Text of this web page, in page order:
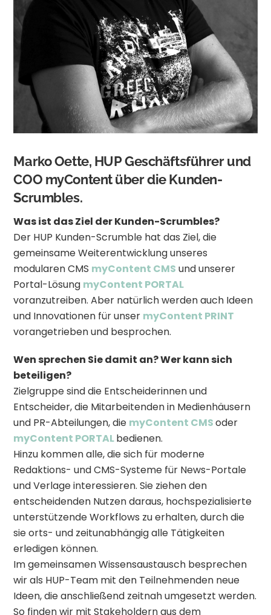
Marko Oette, HUP Geschäftsführer und
COO myContent über die Kunden-
Scrumbles.
Was ist das Ziel der Kunden-Scrumbles?
Der HUP Kunden-Scrumble hat das Ziel, die
gemeinsame Weiterentwicklung unseres
modularen CMS myContent CMS und unserer
Portal-Lösung myContent PORTAL
voranzutreiben. Aber natürlich werden auch Ideen
und Innovationen für unser myContent PRINT
vorangetrieben und besprochen.
Wen sprechen Sie damit an? Wer kann sich
beteiligen?
Zielgruppe sind die Entscheiderinnen und
Entscheider, die Mitarbeitenden in Medienhäusern
und PR-Abteilungen, die myContent CMSoder
myContent PORTALbedienen.
Hinzu kommen alle, die sich für moderne
Redaktions- und CMS-Systeme für News-Portale
und Verlage interessieren. Sie ziehen den
entscheidenden Nutzen daraus, hochspezialisierte
unterstützende Workflows zu erhalten, durch die
sie orts- und zeitunabhängig alle Tätigkeiten
erledigen können.
Im gemeinsamen Wissensaustausch besprechen
wir als HUP-Team mit den Teilnehmenden neue
Ideen, die anschließend zeitnah umgesetzt werden.
So finden wir mit Stakeholdern aus dem